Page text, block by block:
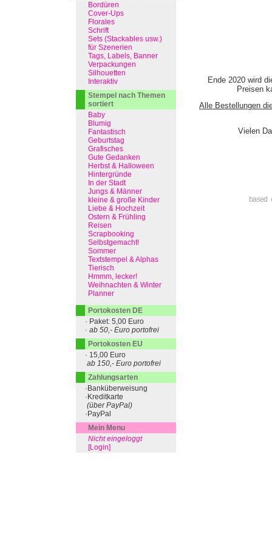
Ende 2020 wird
Preisen
Alle Bestellungen
Vielen
Bordüren
Cover-Ups
Florales
Schrift
Sets (Stackables usw.)
für Szenerien
Tags, Labels, Banner
Verpackungen
Silhouetten
Interaktiv
Stempel nach Themen
sortiert
Baby
Blumig
Fantastisch
Geburtstag
Grafisches
Gute Gedanken
Herbst & Halloween
Hintergründe
In der Stadt
Jungs & Männer
kleine & große Kinder
Liebe & Hochzeit
Ostern & Frühling
Reisen
Scrapbooking
Selbstgemacht!
Sommer
Textstempel & Alphas
Tierisch
Hmmm, lecker!
Weihnachten & Winter
Planner
Portokosten DE
· Paket: 5,00 Euro
· ab 50,- Euro portofrei
Portokosten EU
· 15,00 Euro
ab 150,- Euro portofrei
Zahlungsarten
·Banküberweisung
·Kreditkarte
(über PayPal)
·PayPal
Mein Menu
Nicht eingeloggt
[Login]